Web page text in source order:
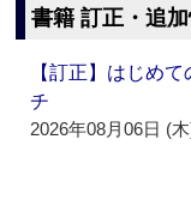
書籍 訂正・追
【訂正】はじめ
チ
2026年08月06日 (